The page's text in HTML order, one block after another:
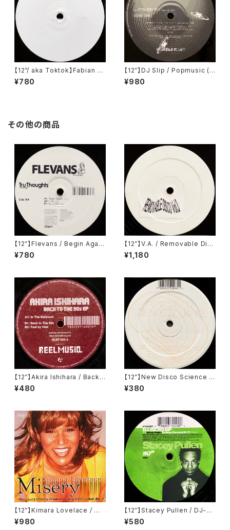
【12”/ aka Toktok】Fabian Fe
yerabendt / Moabit Rules
(V-Records) (V011)
¥780
【12”】DJ Slip / Popmusic (K
anzleramt) (KA 26)
¥980
その他の商品
【12”】Flevans / Begin Again
(Tru Thoughts) (TRU 036)
¥780
【12”】V.A. / Removable Disc
o Vol.3 (Removable Disco)
¥1,180
【12”】Akira Ishihara / Back
To The 90's EP (Reel Musi
q) (RLEP 054-6)
¥480
【12”】New Disco Science Al
liance / Nylon Groover / W
ake Up And Smell The Cof
¥380
【12”】Kimara Lovelace / Mi
sery (BPM King Street Sou
nds) (KSS 1110)
¥980
【12”】Stacey Pullen / DJ-Ki
cks EP (!K7 Records) (!K70
49EP)
¥580